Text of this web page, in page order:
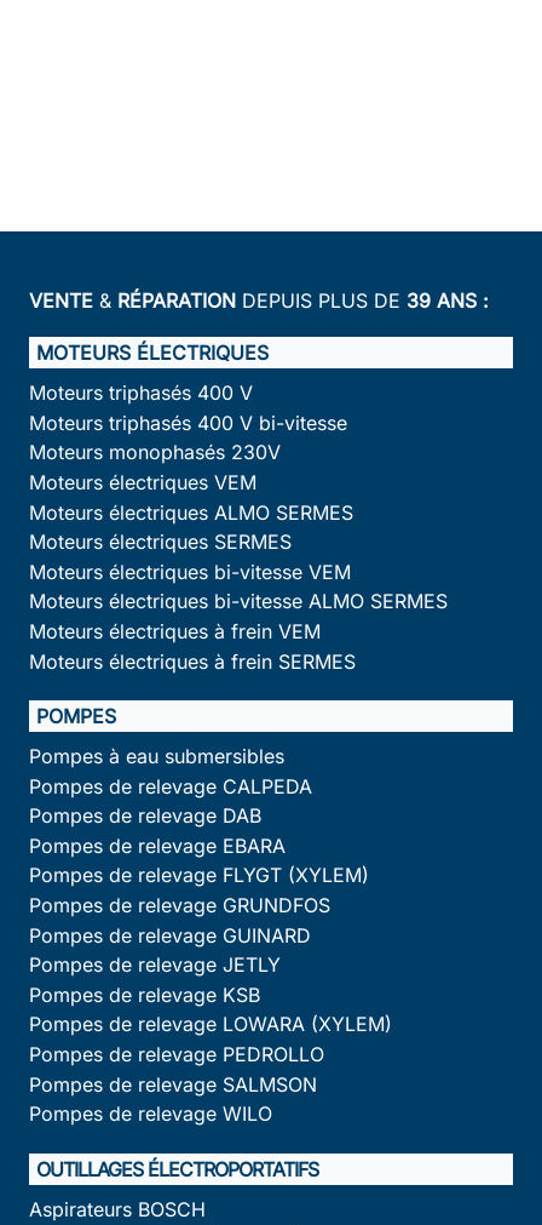
VENTE & RÉPARATION DEPUIS PLUS DE 39 ANS :
MOTEURS ÉLECTRIQUES
Moteurs triphasés 400 V
Moteurs triphasés 400 V bi-vitesse
Moteurs monophasés 230V
Moteurs électriques VEM
Moteurs électriques ALMO SERMES
Moteurs électriques SERMES
Moteurs électriques bi-vitesse VEM
Moteurs électriques bi-vitesse ALMO SERMES
Moteurs électriques à frein VEM
Moteurs électriques à frein SERMES
POMPES
Pompes à eau submersibles
Pompes de relevage CALPEDA
Pompes de relevage DAB
Pompes de relevage EBARA
Pompes de relevage FLYGT (XYLEM)
Pompes de relevage GRUNDFOS
Pompes de relevage GUINARD
Pompes de relevage JETLY
Pompes de relevage KSB
Pompes de relevage LOWARA (XYLEM)
Pompes de relevage PEDROLLO
Pompes de relevage SALMSON
Pompes de relevage WILO
OUTILLAGES ÉLECTROPORTATIFS
Aspirateurs BOSCH